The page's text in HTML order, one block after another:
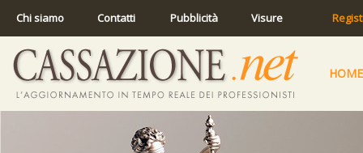
Chi siamo Contatti Pubblicità Visure
HOME